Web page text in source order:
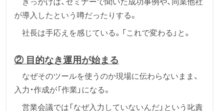
きっかけは、セミナーで聞いた成功事例や、同業他社
が導入したという噂だったりする。
社長は手応えを感じている。「これで変わる」と。
② 目的なき運用が始まる
なぜそのツールを使うのか現場に伝わらないまま、
入力・作成が「作業」になる。
営業会議では「なぜ入力していないんだ」という叱責